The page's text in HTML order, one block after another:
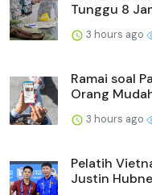
Tunggu 8
3 hours ago
Ramai soal
Orang
3 hours ago
Pelatih
Justin